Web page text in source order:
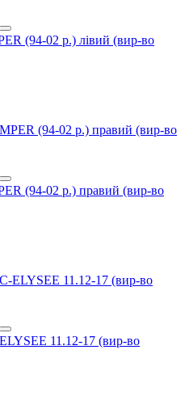
(94-02 р.) лівий (вир-во
(94-02 р.) правий (вир-во
11.12-17 (вир-во